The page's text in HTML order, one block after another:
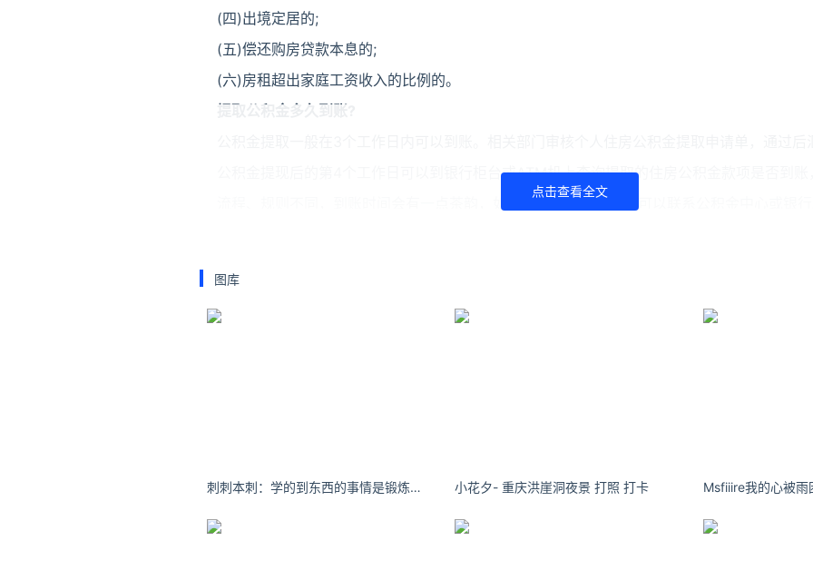
(四)出境定居的;
(五)偿还购房贷款本息的;
(六)房租超出家庭工资收入的比例的。
公积金提现后的第4个工作日可以到银行柜台或ATM机上查询提取的住房公积金款项是否到账
流程、规则不同，到账时间会有一点茶韵，如果你的公积金未到账可以联系公积金中心或银行
现在的工作者找工作基本都是找可以帮忙购买五险的公司，最好是可以购买一金的公司，但
点击查看全文
图库
刺刺本刺：学的到东西的事情是锻炼，学不到的是磨练。 小花夕- 重庆洪崖洞夜景 打照 打卡 Msfiiire我的心被雨